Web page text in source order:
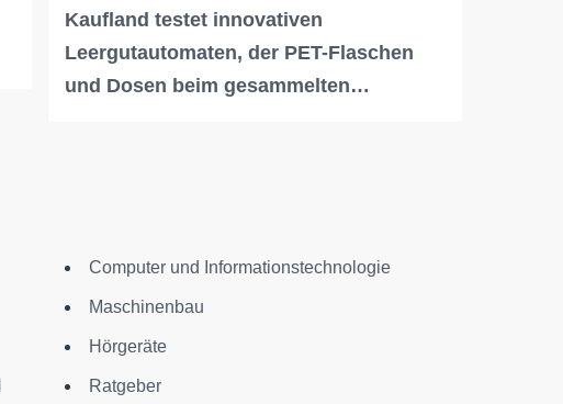
Kaufland testet innovativen
Leergutautomaten, der PET-Flaschen
und Dosen beim gesammelten…
Computer und Informationstechnologie
Maschinenbau
Hörgeräte
Ratgeber